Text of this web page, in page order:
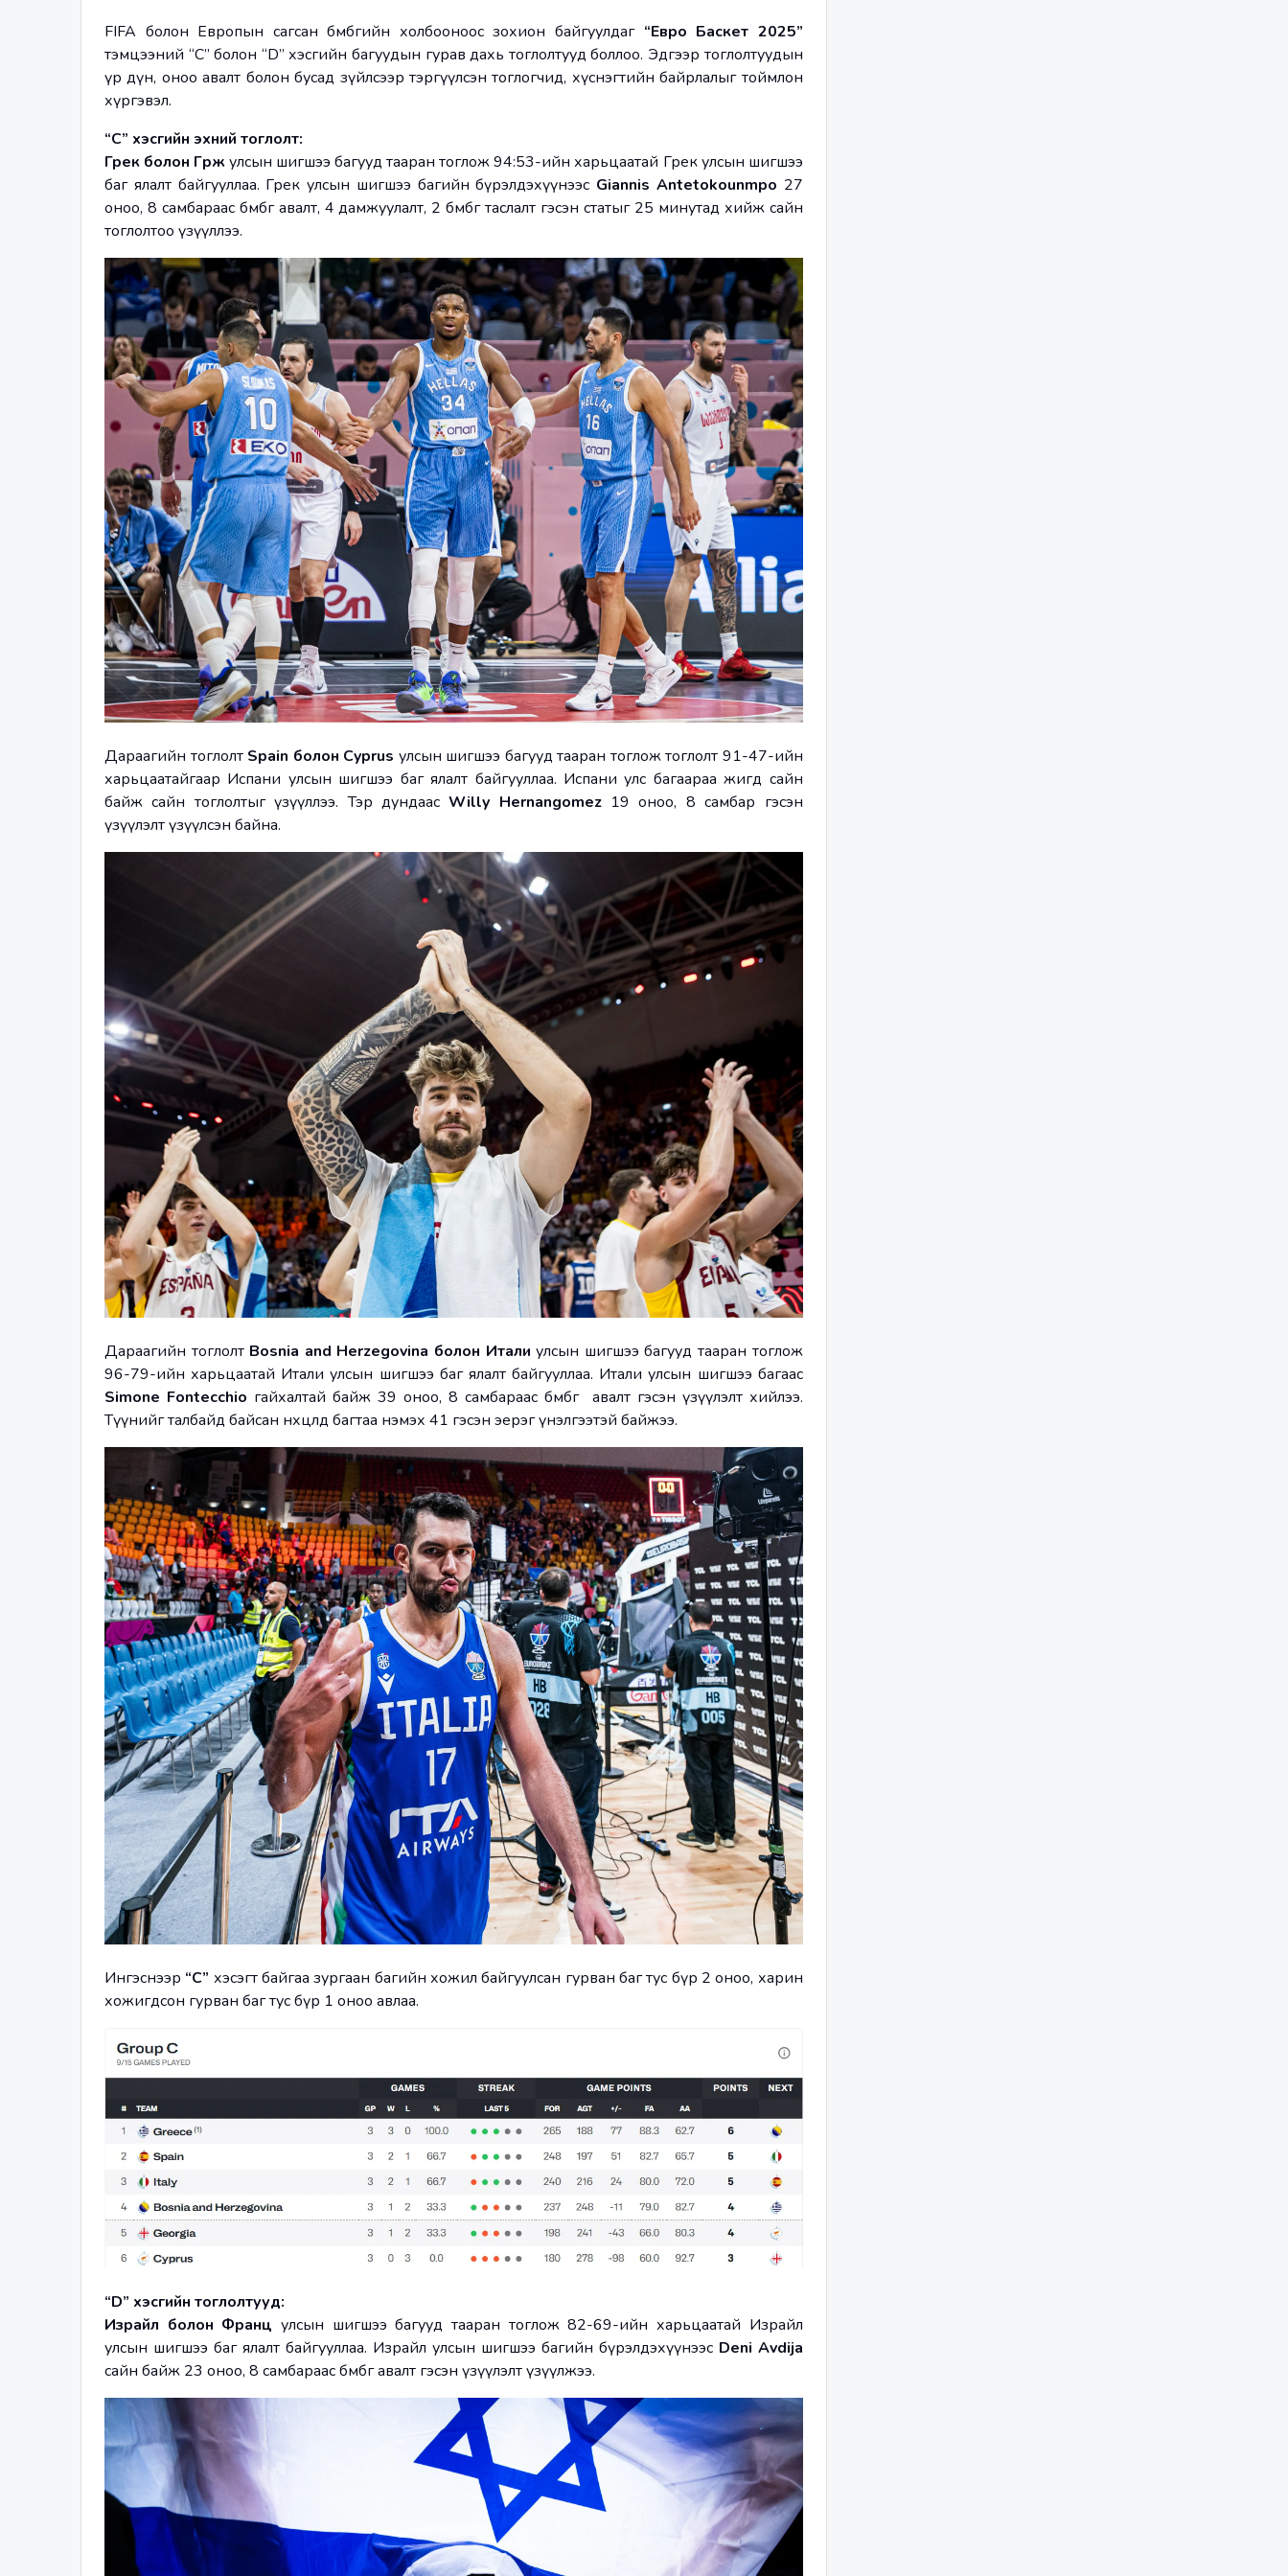
FIFA болон Европын сагсан бөмбөгийн холбооноос зохион байгуулдаг “Евро Баскет 2025”
тэмцээний “С” болон “D” хэсгийн багуудын гурав дахь тоглолтууд боллоо. Эдгээр тоглолтуудын
үр дүн, оноо авалт болон бусад зүйлсээр тэргүүлсэн тоглогчид, хүснэгтийн байрлалыг тоймлон
хүргэвэл.
“С” хэсгийн эхний тоглолт:
Грек болон Гүрж улсын шигшээ багууд тааран тоглож 94:53-ийн харьцаатай Грек улсын шигшээ
баг ялалт байгууллаа. Грек улсын шигшээ багийн бүрэлдэхүүнээс Giannis Antetokounmpo 27
оноо, 8 самбараас бөмбөг авалт, 4 дамжуулалт, 2 бөмбөг таслалт гэсэн статыг 25 минутад хийж сайн
тоглолтоо үзүүллээ.
Дараагийн тоглолт Spain болон Cyprus улсын шигшээ багууд тааран тоглож тоглолт 91-47-ийн
харьцаатайгаар Испани улсын шигшээ баг ялалт байгууллаа. Испани улс багаараа жигд сайн
байж сайн тоглолтыг үзүүллээ. Тэр дундаас Willy Hernangomez 19 оноо, 8 самбар гэсэн
үзүүлэлт үзүүлсэн байна.
Дараагийн тоглолт Bosnia and Herzegovina болон Итали улсын шигшээ багууд тааран тоглож
96-79-ийн харьцаатай Итали улсын шигшээ баг ялалт байгууллаа. Итали улсын шигшээ багаас
Simone Fontecchio гайхалтай байж 39 оноо, 8 самбараас бөмбөг  авалт гэсэн үзүүлэлт хийлээ.
Түүнийг талбайд байсан нөхцөлд багтаа нэмэх 41 гэсэн эерэг үнэлгээтэй байжээ.
Ингэснээр “С” хэсэгт байгаа зургаан багийн хожил байгуулсан гурван баг тус бүр 2 оноо, харин
хожигдсон гурван баг тус бүр 1 оноо авлаа.
“D” хэсгийн тоглолтууд:
Израйл болон Франц улсын шигшээ багууд тааран тоглож 82-69-ийн харьцаатай Израйл
улсын шигшээ баг ялалт байгууллаа. Израйл улсын шигшээ багийн бүрэлдэхүүнээс Deni Avdija
сайн байж 23 оноо, 8 самбараас бөмбөг авалт гэсэн үзүүлэлт үзүүлжээ.